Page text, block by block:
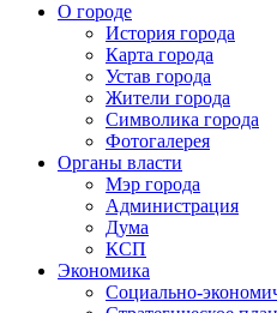
О городе
История города
Карта города
Устав города
Жители города
Символика города
Фотогалерея
Органы власти
Мэр города
Администрация
Дума
КСП
Экономика
Социально-